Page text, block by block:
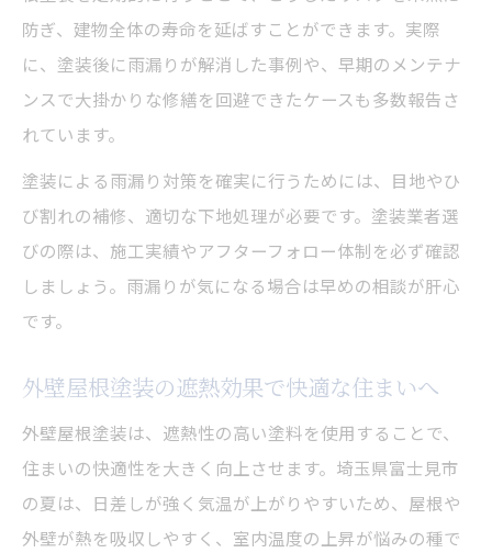
防ぎ、建物全体の寿命を延ばすことができます。実際
に、塗装後に雨漏りが解消した事例や、早期のメンテナ
ンスで大掛かりな修繕を回避できたケースも多数報告さ
れています。
塗装による雨漏り対策を確実に行うためには、目地やひ
び割れの補修、適切な下地処理が必要です。塗装業者選
びの際は、施工実績やアフターフォロー体制を必ず確認
しましょう。雨漏りが気になる場合は早めの相談が肝心
です。
外壁屋根塗装の遮熱効果で快適な住まいへ
外壁屋根塗装は、遮熱性の高い塗料を使用することで、
住まいの快適性を大きく向上させます。埼玉県富士見市
の夏は、日差しが強く気温が上がりやすいため、屋根や
外壁が熱を吸収しやすく、室内温度の上昇が悩みの種で